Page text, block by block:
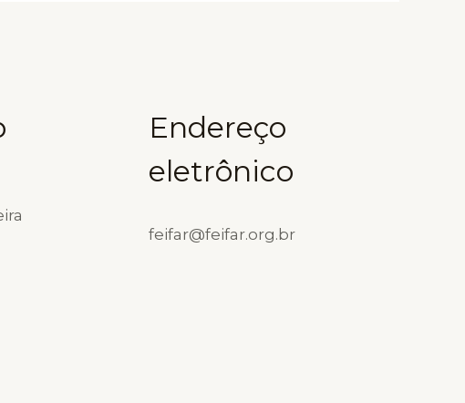
Endereço
eletrônico
feifar@feifar.org.br